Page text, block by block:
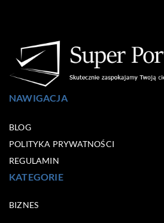
NAWIGACJA
BLOG
POLITYKA PRYWATNOŚCI
REGULAMIN
KATEGORIE
BIZNES